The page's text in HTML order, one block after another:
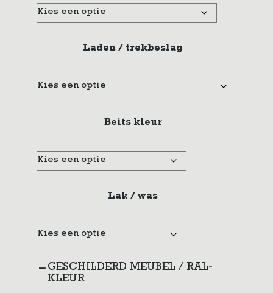
Laden / trekbeslag
Beits kleur
Lak / was
GESCHILDERD MEUBEL / RAL-
KLEUR